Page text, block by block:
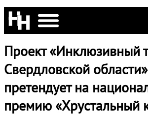
Проект «Инклюзивный
Свердловской области»
претендует на
премию «Хрустальный